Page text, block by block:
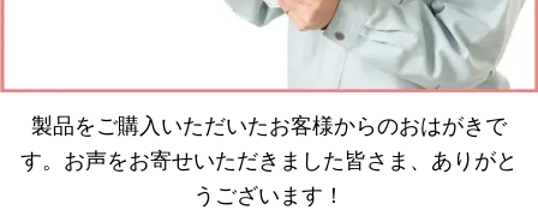
製品をご購入いただいたお客様からのおはがきで
す。お声をお寄せいただきました皆さま、ありがと
うございます！